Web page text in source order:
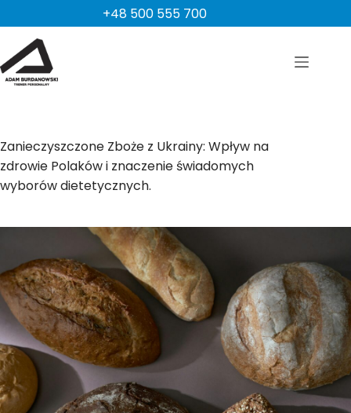
do
treści
+48 500 555 700
Zanieczyszczone Zboże z Ukrainy: Wpływ na
zdrowie Polaków i znaczenie świadomych
wyborów dietetycznych.